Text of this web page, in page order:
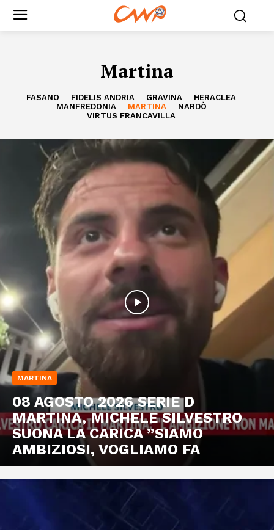
Martina
FASANO FIDELIS ANDRIA GRAVINA
HERACLEA
MANFREDONIA
MARTINA
NARDÒ
VIRTUS FRANCAVILLA
MARTINA
08 AGOSTO 2026 SERIE D
MARTINA, MICHELE SILVESTRO
SUONA LA CARICA ”SIAMO
AMBIZIOSI, VOGLIAMO FA